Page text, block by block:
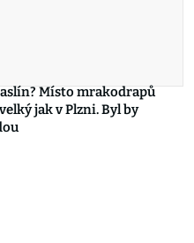
Místo mrakodrapů
jak v Plzni. Byl by